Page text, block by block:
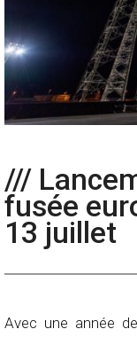
///
fusée
13 juillet
Avec une année